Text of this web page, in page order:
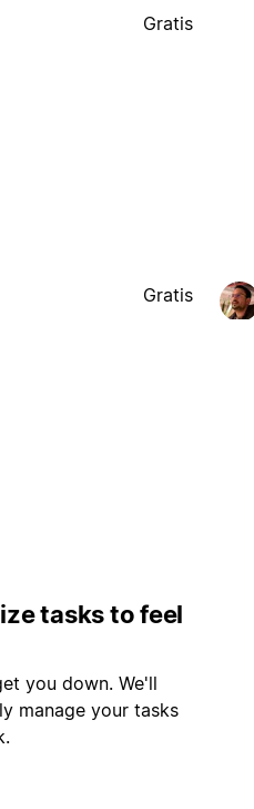
Gratis
Gratis
tasks to feel
you down. We'll
manage your tasks